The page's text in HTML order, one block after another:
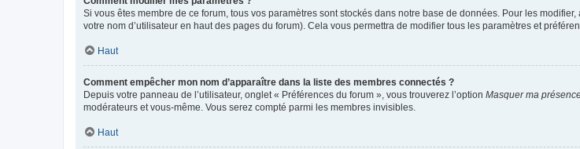
Si vous êtes membre de ce forum, tous vos paramètres sont stockés dans notre base de données. Pour les modifier,
votre nom d’utilisateur en haut des pages du forum). Cela vous permettra de modifier tous les paramètres et
Haut
Comment empêcher mon nom d’apparaître dans la liste des membres connectés ?
Depuis votre panneau de l’utilisateur, onglet « Préférences du forum », vous trouverez l’option Masquer ma
modérateurs et vous-même. Vous serez compté parmi les membres invisibles.
Haut